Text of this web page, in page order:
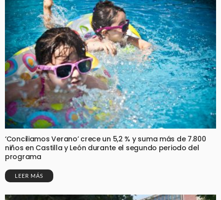
‘Conciliamos Verano’ crece un 5,2 % y suma más de 7.800
niños en Castilla y León durante el segundo periodo del
programa
LEER MÁS